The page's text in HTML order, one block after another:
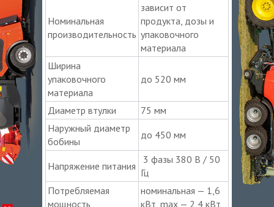
Номинальная
производительность
зависит от
продукта, дозы и
упаковочного
материала
Ширина
упаковочного
материала
до 520 мм
Диаметр втулки
75 мм
Наружный диаметр
бобины
до 450 мм
Напряжение питания
3 фазы 380 В / 50
Гц
Потребляемая
мощность
номинальная — 1,6
кВт, max — 2,4 кВт